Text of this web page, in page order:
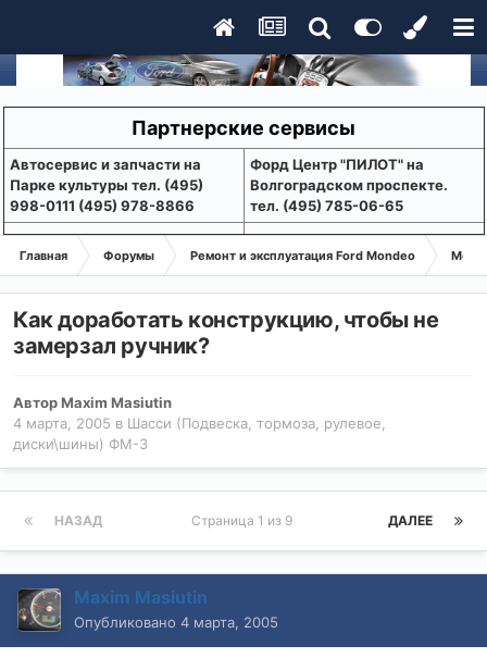
Партнерские сервисы
Aвтосервис и запчасти на
Парке культуры тел. (495)
998-0111 (495) 978-8866
Форд Центр "ПИЛОТ" на
Волгоградском проспекте.
тел. (495) 785-06-65
Главная Форумы Ремонт и эксплуатация Ford Mondeo
Как доработать конструкцию, чтобы не
замерзал ручник?
АвторMaxim Masiutin
4 марта, 2005 в Шасси (Подвеска, тормоза, рулевое,
диски\шины) ФМ-3
НАЗАД ДАЛЕЕ
Страница 1 из 9
Maxim Masiutin
Опубликовано 4 марта, 2005